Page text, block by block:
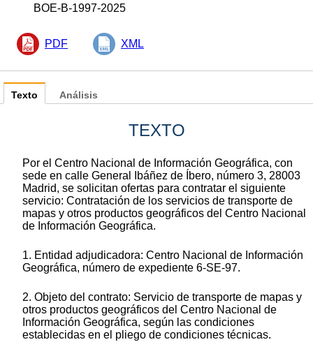
BOE-B-1997-2025
PDF XML
Texto
TEXTO
Por el Centro Nacional de Información Geográfica, con
sede en calle General Ibáñez de Íbero, número 3, 28003
Madrid, se solicitan ofertas para contratar el siguiente
servicio: Contratación de los servicios de transporte de
mapas y otros productos geográficos del Centro Nacional
de Información Geográfica.
1. Entidad adjudicadora: Centro Nacional de Información
Geográfica, número de expediente 6-SE-97.
2. Objeto del contrato: Servicio de transporte de mapas y
otros productos geográficos del Centro Nacional de
Información Geográfica, según las condiciones
establecidas en el pliego de condiciones técnicas.
Análisis